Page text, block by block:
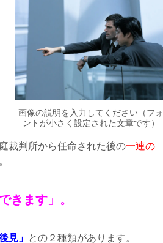
画像の説明を入力してください（フォ
ントが小さく設定された文章です）
裁判所から任命された後の一連の
きます」。
見」 との２種類があります。